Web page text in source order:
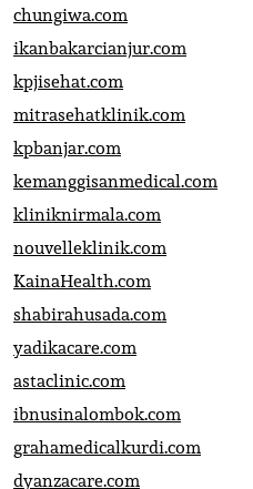
chungiwa.com
ikanbakarcianjur.com
kpjisehat.com
mitrasehatklinik.com
kpbanjar.com
kemanggisanmedical.com
kliniknirmala.com
nouvelleklinik.com
KainaHealth.com
shabirahusada.com
yadikacare.com
astaclinic.com
ibnusinalombok.com
grahamedicalkurdi.com
dyanzacare.com